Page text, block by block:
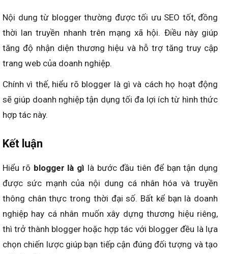
Nội dung từ blogger thường được tối ưu SEO tốt, đồng
thời lan truyền nhanh trên mạng xã hội. Điều này giúp
tăng độ nhận diện thương hiệu và hỗ trợ tăng truy cập
trang web của doanh nghiệp.
Chính vì thế, hiểu rõ blogger là gì và cách họ hoạt động
sẽ giúp doanh nghiệp tận dụng tối đa lợi ích từ hình thức
hợp tác này.
Kết luận
Hiểu rõ blogger là gì là bước đầu tiên để bạn tận dụng
được sức mạnh của nội dung cá nhân hóa và truyền
thông chân thực trong thời đại số. Bất kể bạn là doanh
nghiệp hay cá nhân muốn xây dựng thương hiệu riêng,
thì trở thành blogger hoặc hợp tác với blogger đều là lựa
chọn chiến lược giúp bạn tiếp cận đúng đối tượng và tạo